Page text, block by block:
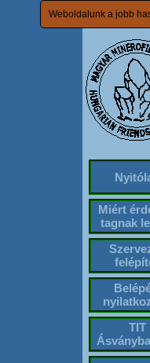
Weboldalunk a jobb
Miért
tagnak
TIT